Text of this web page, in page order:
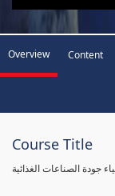
Overview Content
Course Title
جودة الصناعات الغذائية